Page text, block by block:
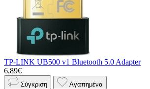
TP-LINK UB500 v1 Bluetooth 5.0 Adapter
6,89€
Σύγκριση Αγαπημένα